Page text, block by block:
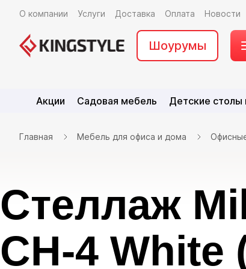
О компании Услуги Доставка Оплата Новости
Шоурумы
Акции Садовая мебель Детские столы
Главная Мебель для офиса и дома
Стеллаж
CH-4 White